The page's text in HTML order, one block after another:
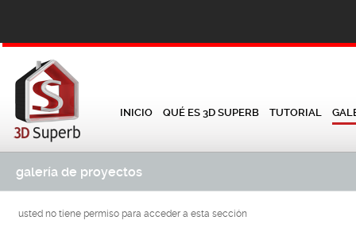
INICIO QUÉ ES 3D SUPERB TUTORIAL
galería de proyectos
usted no tiene permiso para acceder a esta sección